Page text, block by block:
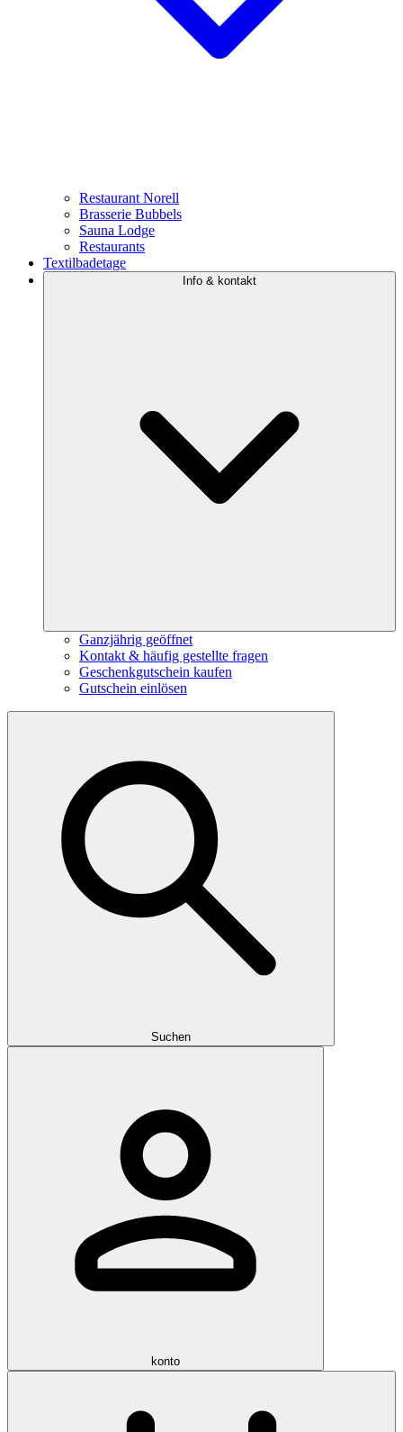
Restaurant Norell
Brasserie Bubbels
Sauna Lodge
Restaurants
Textilbadetage
Info & kontakt
Ganzjährig geöffnet
Kontakt & häufig gestellte fragen
Geschenkgutschein kaufen
Gutschein einlösen
Suchen
konto